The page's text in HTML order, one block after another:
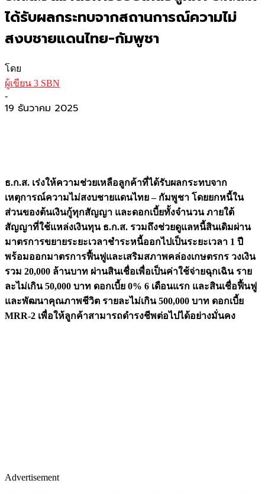
ได้รับผลกระทบจากสถานการณ์ความไม่
สงบชายแดนไทย-กัมพูชา
โดย
ผู้เขียน 3 SBN
-
19 ธันวาคม 2025
ธ.ก.ส. เร่งให้ความช่วยเหลือลูกค้าที่ได้รับผลกระทบจาก
เหตุการณ์ความไม่สงบชายแดนไทย – กัมพูชา โดยยกหนี้ใน
ส่วนของต้นเงินกู้ทุกสัญญา และดอกเบี้ยทั้งจำนวน ภายใต้
สัญญาที่ใช้แหล่งเงินทุน ธ.ก.ส. รวมถึงช่วยดูแลหนี้สินเดิมผ่าน
มาตรการขยายระยะเวลาชำระหนี้ออกไปเป็นระยะเวลา 1 ปี
พร้อมออกมาตรการฟื้นฟูและเสริมสภาพคล่องเกษตรกร วงเงิน
รวม 20,000 ล้านบาท ผ่านสินเชื่อเพื่อเป็นค่าใช้จ่ายฉุกเฉิน ราย
ละไม่เกิน 50,000 บาท ดอกเบี้ย 0% 6 เดือนแรก และสินเชื่อฟื้นฟู
และพัฒนาคุณภาพชีวิต รายละไม่เกิน 500,000 บาท ดอกเบี้ย
MRR-2 เพื่อให้ลูกค้าสามารถดำรงชีพต่อไปได้อย่างมั่นคง
Advertisement